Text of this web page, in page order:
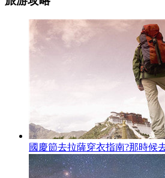
國慶節去拉薩穿衣指南?那時候